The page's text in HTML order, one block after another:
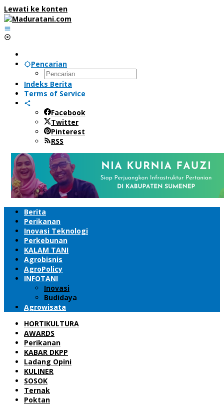
Lewati ke konten
Pencarian
Indeks Berita
Terms of Service
Facebook
Twitter
Pinterest
RSS
Berita
Perikanan
Inovasi Teknologi
Perkebunan
KALAM TANI
Agrobisnis
AgroPolicy
INFOTANI
Inovasi
Budidaya
Agrowisata
HORTIKULTURA
AWARDS
Perikanan
KABAR DKPP
Ladang Opini
KULINER
SOSOK
Ternak
Poktan